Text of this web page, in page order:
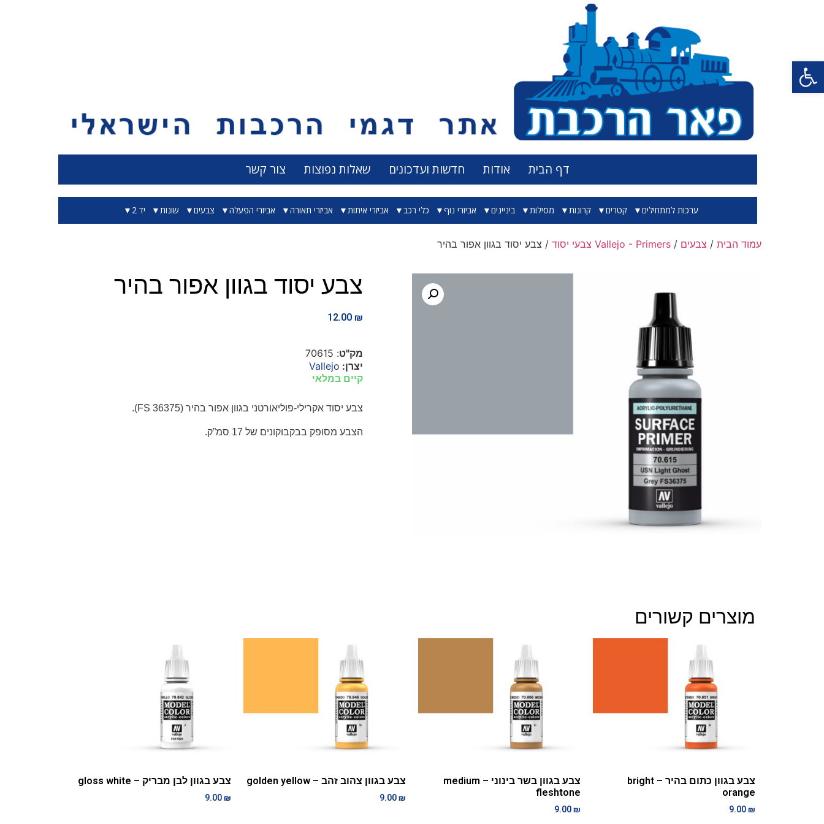
פתח סרגל נגישות
דף הבית אודות חדשות ועדכונים שאלות נפוצות צור קשר
ערכות למתחילים קטרים קרונות מסילות ביניינים אביזרי נוף כלי רכב אביזרי איתות אביזרי תאורה אביזרי הפעלה צבעים שונות יד 2
עמוד הבית / צבעים / Vallejo - Primers צבעי יסוד / צבע יסוד בגוון אפור בהיר
צבע יסוד בגוון אפור בהיר
12.00 ₪
מק"ט: 70615
יצרן: Vallejo
קיים במלאי
צבע יסוד אקרילי-פוליאורטני בגוון אפור בהיר (FS 36375
)
.
הצבע מסופק בבקבוקונים של 17 סמ”ק.
מוצרים קשורים
צבע בגוון כתום בהיר – bright
orange
9.00₪
צבע בגוון בשר בינוני – medium
fleshtone
9.00₪
צבע בגוון צהוב זהב – golden yellow
9.00₪
צבע בגוון לבן מבריק – gloss white
9.00₪